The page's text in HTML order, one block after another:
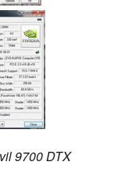
9700 DTX